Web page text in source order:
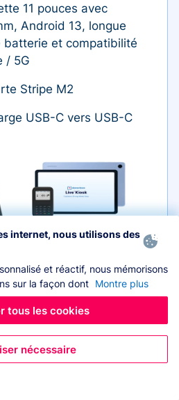
11 pouces avec
Android 13, longue
batterie et compatibilité
/ 5G
Stripe M2
USB-C vers USB-C
Tablette
Lecteur de carte
internet, nous utilisons des
et réactif, nous mémorisons
sur la façon dont Montre plus
tous les cookies
nécessaire